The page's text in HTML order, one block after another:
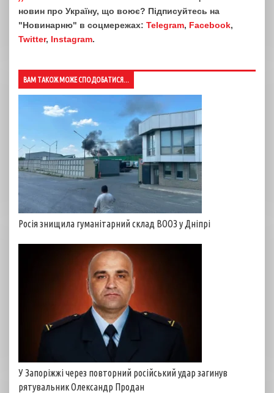
новин про Україну, що воює? Підписуйтесь на
"Новинарню" в соцмережах: Telegram, Facebook,
Twitter, Instagram.
ВАМ ТАКОЖ МОЖЕ СПОДОБАТИСЯ...
Росія знищила гуманітарний склад ВООЗ у Дніпрі
У Запоріжжі через повторний російський удар загинув
рятувальник Олександр Продан